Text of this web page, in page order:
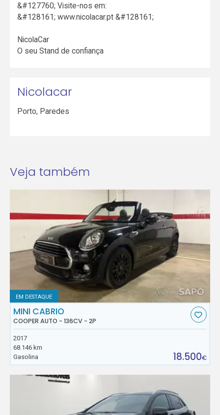
&#127760; Visite-nos em:
&#128161; www.nicolacar.pt &#128161;
NicolaCar
O seu Stand de confiança
Nicolacar
Porto, Paredes
Veja também
EM DESTAQUE
MINI CABRIO
COOPER AUTO - 136CV - 2P
2017
68.146 km
Gasolina
18.500€